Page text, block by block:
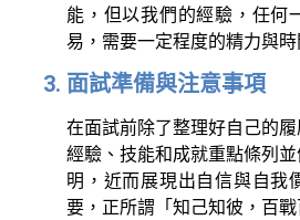
能，但以我們的經驗，任何
易，需要一定程度的精力與時
面試準備與注意事項
在面試前除了整理好自己的
經驗、技能和成就重點條列
明，近而展現出自信與自我
要，正所謂「知己知彼，百